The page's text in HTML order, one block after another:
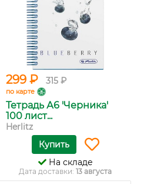
299 ₽ 315 ₽
по карте
Тетрадь А6 'Черника'
100 лист...
Herlitz
Купить
На складе
Дата доставки: 13 августа